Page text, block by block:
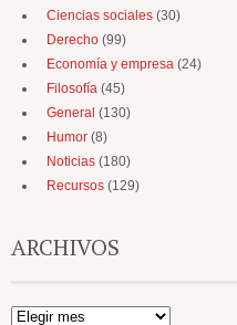
Ciencias sociales (30)
Derecho (99)
Economía y empresa (24)
Filosofía (45)
General (130)
Humor (8)
Noticias (180)
Recursos (129)
ARCHIVOS